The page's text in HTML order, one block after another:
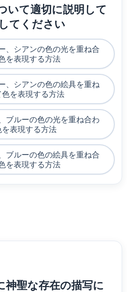
いて適切に説明して
てください
、シアンの色の光を重ね合
を表現する方法
、シアンの色の絵具を重ね
を表現する方法
ブルーの色の光を重ね合わ
表現する方法
ブルーの色の絵具を重ね合
を表現する方法
神聖な存在の描写に